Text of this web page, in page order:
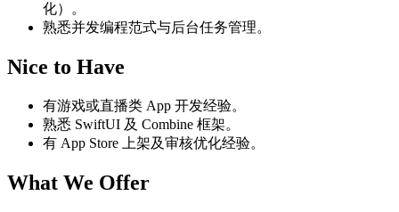
化）。
熟悉并发编程范式与后台任务管理。
Nice to Have
有游戏或直播类 App 开发经验。
熟悉 SwiftUI 及 Combine 框架。
有 App Store 上架及审核优化经验。
What We Offer